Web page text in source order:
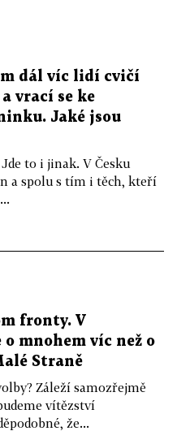
dál víc lidí cvičí
vrací se ke
Jaké jsou
to i jinak. V Česku
a spolu s tím i těch, kteří
fronty. V
mnohem víc než o
Straně
Záleží samozřejmě
vítězství
že...